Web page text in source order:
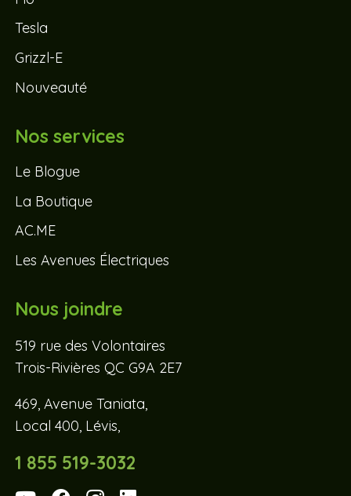
Tesla
Grizzl-E
Nouveauté
Nos services
Le Blogue
La Boutique
AC.ME
Les Avenues Électriques
Nous joindre
519 rue des Volontaires
Trois-Rivières QC G9A 2E7
469, Avenue Taniata,
Local 400, Lévis,
1 855 519-3032